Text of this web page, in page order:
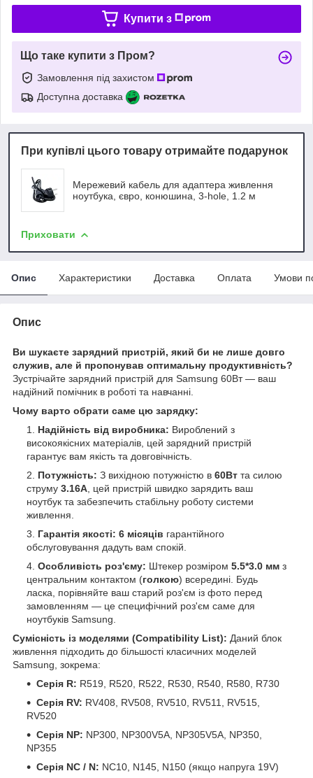
Купити з
Що таке купити з Пром?
Замовлення під захистом
Доступна доставка
При купівлі цього товару отримайте подарунок
Мережевий кабель для адаптера живлення
ноутбука, євро, конюшина, 3-hole, 1.2 м
Приховати
Опис Характеристики Доставка Оплата Умови
Опис
Ви шукаєте зарядний пристрій, який би не лише довго
служив, але й пропонував оптимальну продуктивність?
Зустрічайте зарядний пристрій для Samsung 60Вт — ваш
надійний помічник в роботі та навчанні.
Чому варто обрати саме цю зарядку:
Надійність від виробника: Вироблений з
високоякісних матеріалів, цей зарядний пристрій
гарантує вам якість та довговічність.
Потужність: З вихідною потужністю в 60Вт та силою
струму 3.16А , цей пристрій швидко зарядить ваш
ноутбук та забезпечить стабільну роботу системи
живлення.
Гарантія якості: 6 місяців гарантійного
обслуговування дадуть вам спокій.
Особливість роз'єму: Штекер розміром 5.5*3.0 мм з
центральним контактом (голкою) всередині. Будь
ласка, порівняйте ваш старий роз'єм із фото перед
замовленням — це специфічний роз'єм саме для
ноутбуків Samsung.
Сумісність із моделями (Compatibility List): Даний блок
живлення підходить до більшості класичних моделей
Samsung, зокрема:
Серія R: R519, R520, R522, R530, R540, R580, R730
Серія RV: RV408, RV508, RV510, RV511, RV515,
RV520
Серія NP: NP300, NP300V5A, NP305V5A, NP350,
NP355
Серія NC / N: NC10, N145, N150 (якщо напруга 19V)